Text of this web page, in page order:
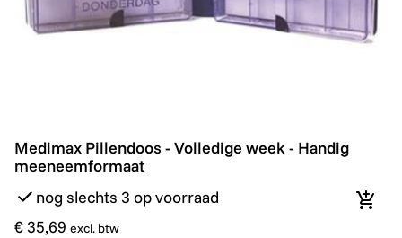
Medimax Pillendoos - Volledige week - Handig
Medimax Pillendoos - Volledige week - Handig
meeneemformaat
nog slechts 3 op voorraad
€ 35,69 excl. btw
In